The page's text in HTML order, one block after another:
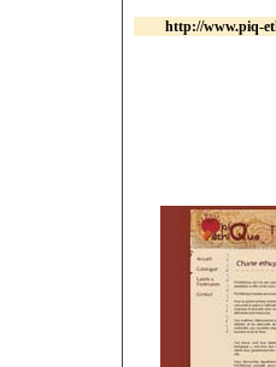
http://www.piq-